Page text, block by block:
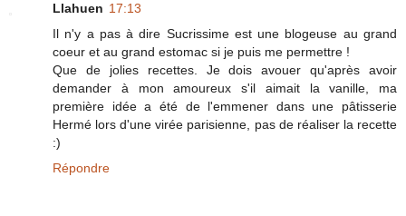
Llahuen 17:13
Il n'y a pas à dire Sucrissime est une blogeuse au grand
coeur et au grand estomac si je puis me permettre !
Que de jolies recettes. Je dois avouer qu'après avoir
demander à mon amoureux s'il aimait la vanille, ma
première idée a été de l'emmener dans une pâtisserie
Hermé lors d'une virée parisienne, pas de réaliser la recette
:)
Répondre